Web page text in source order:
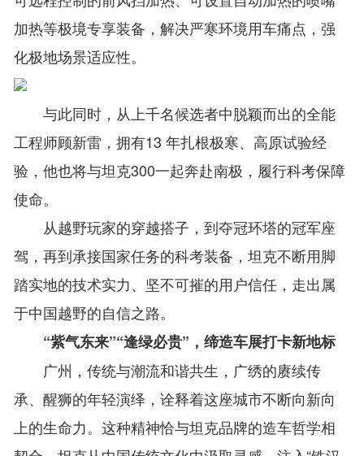
加热等极境专享装备，解决严寒环境用车痛点，强
化极地场景适应性。
与此同时，从上千名候选者中脱颖而出的全能
工程师顾新雷，拥有13 年扎根极寒、高原试验经
验，他也将与坦克300一起奔赴南极，履行科考保障
使命。
从越野玩家的穿越搭子，到夺冠环塔的冠军座
驾，再到承接国家任务的科考装备，坦克不断用脚
踏实地的技术实力、坚不可摧的用户信任，走出属
于中国越野的自信之路。
“紫气东来”“逢绿必贵”，缔造车展打卡新地标
广州，传统与潮流和谐共生，广绣的赓续传
承、醒狮的年轻演绎，诠释着这座城市不断向新向
上的生命力。这种精神恰与坦克品牌的造车哲学相